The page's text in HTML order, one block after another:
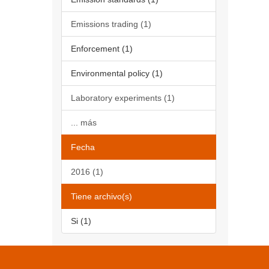
Emissions trading (1)
Enforcement (1)
Environmental policy (1)
Laboratory experiments (1)
... más
Fecha
2016 (1)
Tiene archivo(s)
Si (1)